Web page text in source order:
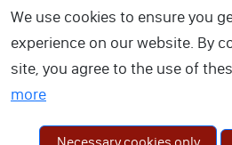
📅 हिंदी कैलेंडर ऐप
We use cookies to ensure you
experience on our website. By
site, you agree to the use of
more